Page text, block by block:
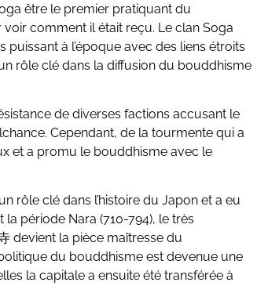
être le premier pratiquant du
comment il était reçu. Le clan Soga
à l’époque avec des liens étroits
rôle clé dans la diffusion du bouddhisme
de diverses factions accusant le
Cependant, de la tourmente qui a
et a promu le bouddhisme avec le
rôle clé dans l’histoire du Japon et a eu
période Nara (710-794), le très
devient la pièce maîtresse du
du bouddhisme est devenue une
la capitale a ensuite été transférée à